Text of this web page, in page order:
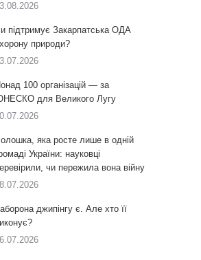
підтримує Закарпатська ОДА
природи?
100 організацій — за
для Великого Лугу
яка росте лише в одній
України: науковці
чи пережила вона війну
джипінгу є. Але хто її